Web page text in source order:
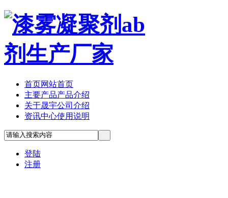
首页网站首页
主要产品产品介绍
关于晟宇公司介绍
资讯中心使用说明
登陆
注册